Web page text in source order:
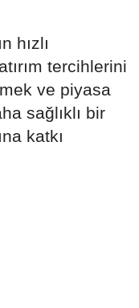
hızlı
tercihlerini
ve piyasa
sağlıklı bir
katkı